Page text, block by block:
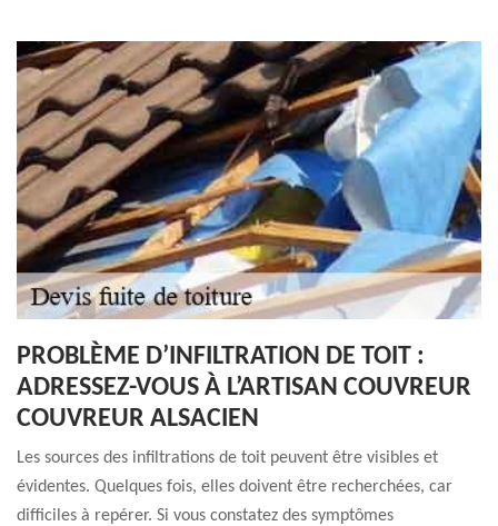
PROBLÈME D’INFILTRATION DE TOIT :
ADRESSEZ-VOUS À L’ARTISAN COUVREUR
COUVREUR ALSACIEN
Les sources des infiltrations de toit peuvent être visibles et
évidentes. Quelques fois, elles doivent être recherchées, car
difficiles à repérer. Si vous constatez des symptômes